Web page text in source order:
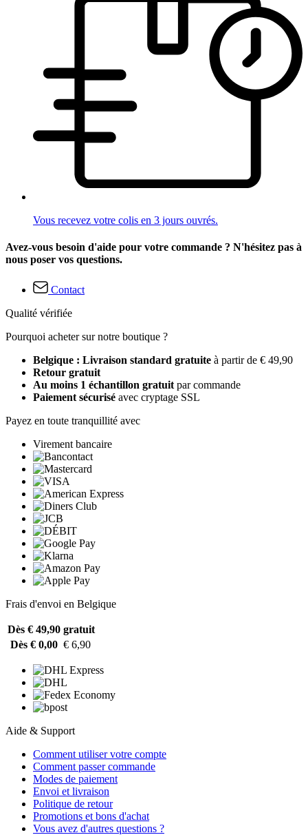
Vous recevez votre colis en 3 jours ouvrés.
Avez-vous besoin d'aide pour votre commande ? N'hésitez pas à
nous poser vos questions.
Contact
Qualité vérifiée
Pourquoi acheter sur notre boutique ?
Belgique : Livraison standard gratuite à partir de € 49,90
Retour gratuit
Au moins 1 échantillon gratuit par commande
Paiement sécurisé avec cryptage SSL
Payez en toute tranquillité avec
Virement bancaire
Frais d'envoi en Belgique
Dès € 49,90 gratuit
Dès € 0,00 € 6,90
Aide & Support
Comment utiliser votre compte
Comment passer commande
Modes de paiement
Envoi et livraison
Politique de retour
Promotions et bons d'achat
Vous avez d'autres questions ?